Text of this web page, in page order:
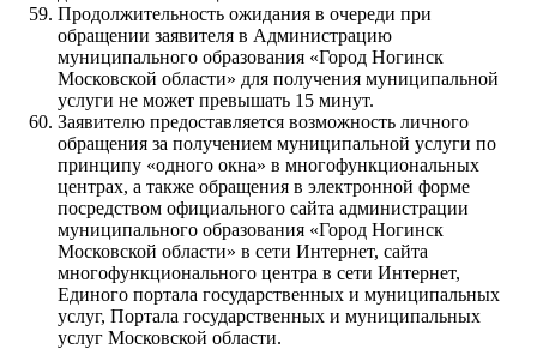
Продолжительность ожидания в очереди при
обращении заявителя в Администрацию
муниципального образования «Город Ногинск
Московской области» для получения муниципальной
услуги не может превышать 15 минут.
Заявителю предоставляется возможность личного
обращения за получением муниципальной услуги по
принципу «одного окна» в многофункциональных
центрах, а также обращения в электронной форме
посредством официального сайта администрации
муниципального образования «Город Ногинск
Московской области» в сети Интернет, сайта
многофункционального центра в сети Интернет,
Единого портала государственных и муниципальных
услуг, Портала государственных и муниципальных
услуг Московской области.